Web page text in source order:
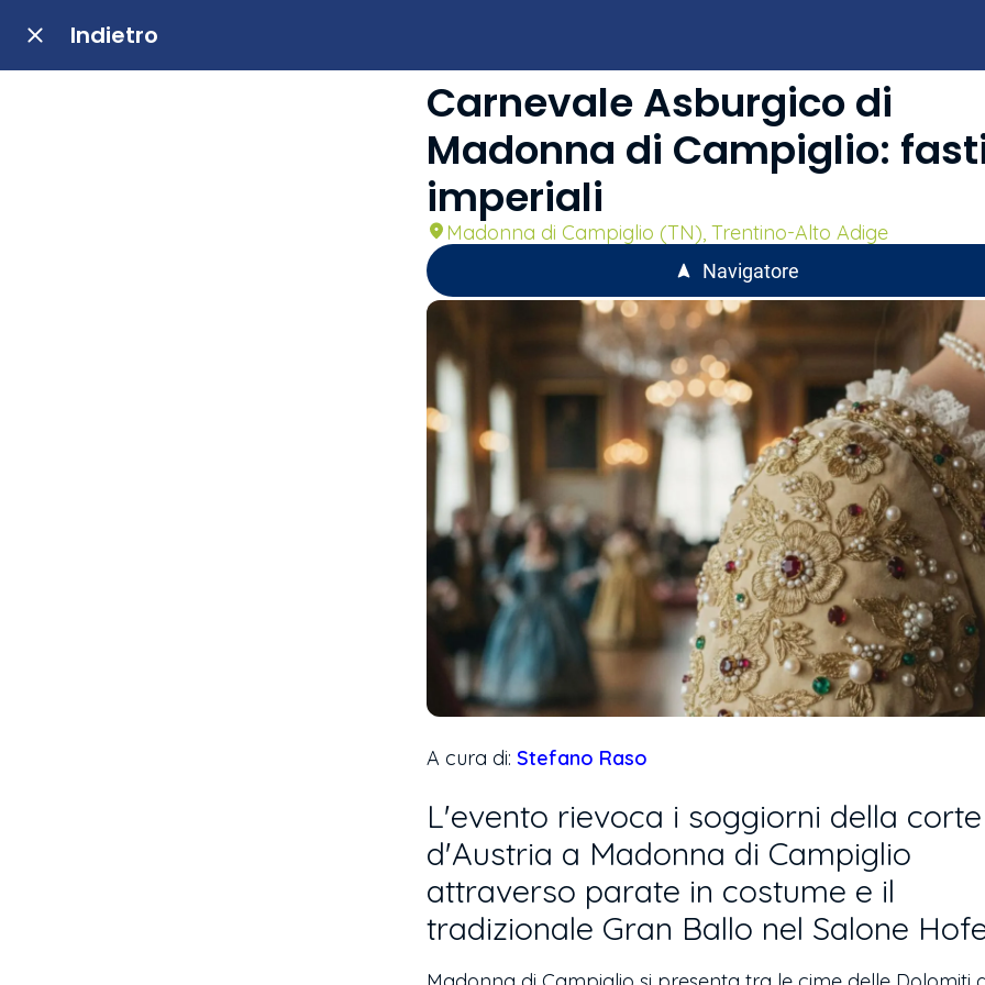
Indietro
Carnevale Asburgico di
Madonna di Campiglio:
imperiali
Madonna di Campiglio (TN), Trentino-Alto Adige
Navigatore
A cura di: Stefano Raso
L'evento rievoca i soggiorni della corte
d'Austria a Madonna di Campiglio
attraverso parate in costume e il
tradizionale Gran Ballo nel Salone